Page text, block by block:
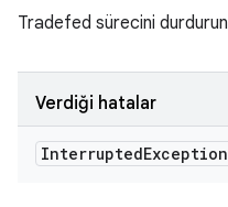
Tradefed sürecini
Verdiği hatalar
InterruptedException